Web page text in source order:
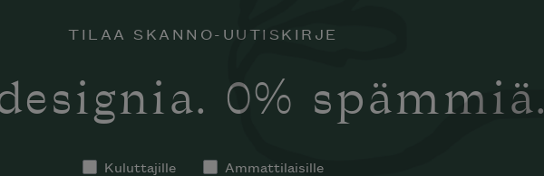
TILAA SKANNO-UUTISKIRJE
0% spämmiä.
Kuluttajille Ammattilaisille